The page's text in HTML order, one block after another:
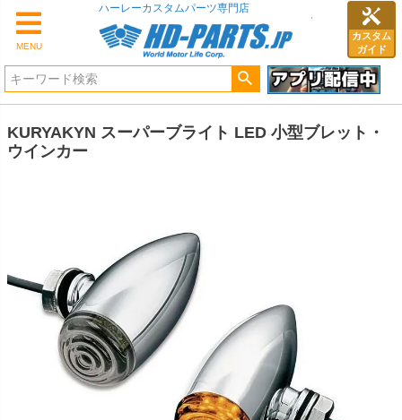
MENU
カスタム
ガイド
ハーレーカスタムパーツ専門店
KURYAKYN スーパーブライト LED 小型ブレット・
ウインカー